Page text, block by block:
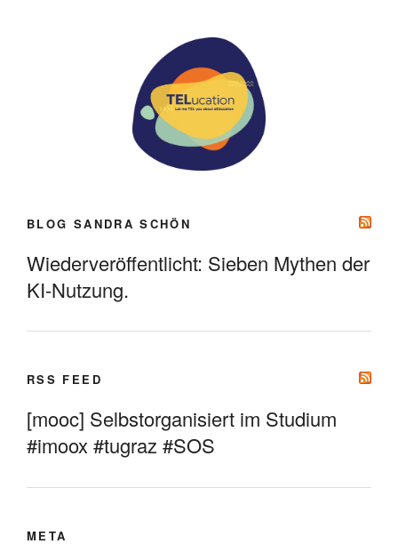
BLOG SANDRA SCHÖN
Wiederveröffentlicht: Sieben Mythen der
KI-Nutzung.
RSS FEED
[mooc] Selbstorganisiert im Studium
#imoox #tugraz #SOS
META